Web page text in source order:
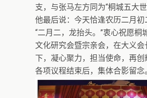
支，与张马左方同为“桐城五大世
他最后说：今天恰逢农历二月初
“二月二，龙抬头。”衷心祝愿桐
文化研究会暨宗亲会，在大义会
下，凝心聚力，担当使命，再创
各项议程结束后，集体合影留念